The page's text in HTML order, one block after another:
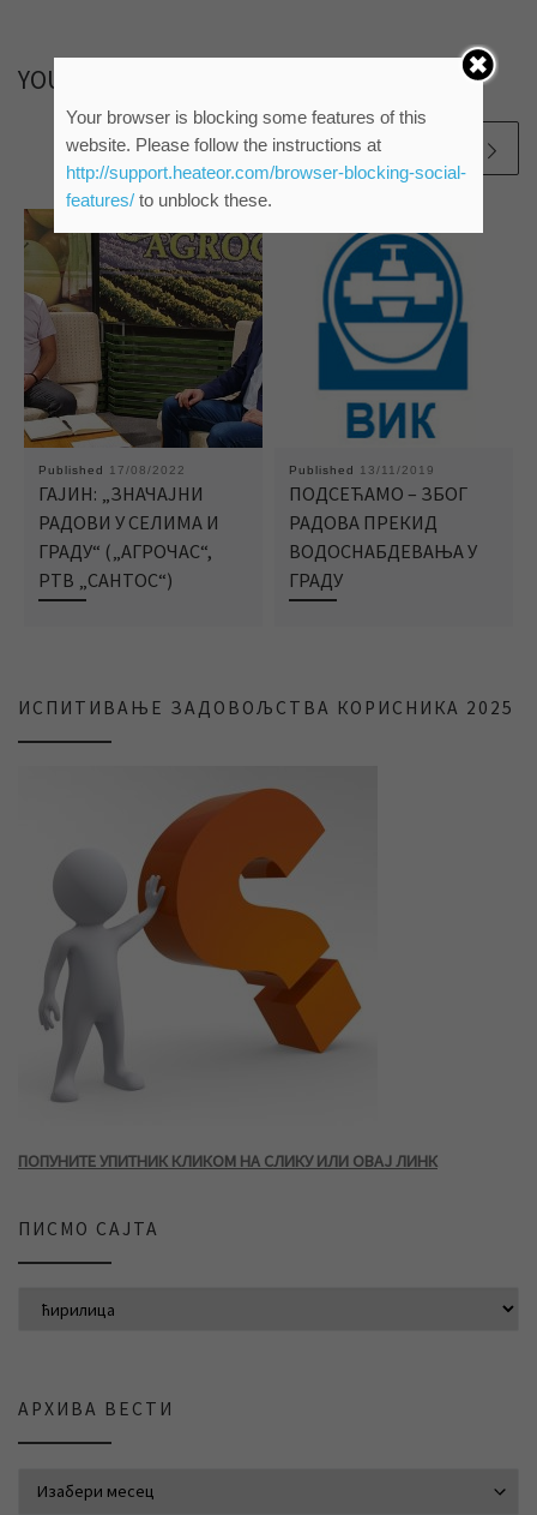
YOU MAY ALSO LIKE
Published 17/08/2022
ГАЈИН: „ЗНАЧАЈНИ
РАДОВИ У СЕЛИМА И
ГРАДУ“ („АГРОЧАС“,
РТВ „САНТОС“)
Published 13/11/2019
ПОДСЕЋАМО – ЗБОГ
РАДОВА ПРЕКИД
ВОДОСНАБДЕВАЊА У
ГРАДУ
ИСПИТИВАЊЕ ЗАДОВОЉСТВА КОРИСНИКА 2025
ПОПУНИТЕ УПИТНИК КЛИКОМ НА СЛИКУ ИЛИ ОВАЈ ЛИНК
ПИСМО САЈТА
АРХИВА ВЕСТИ
Your browser is blocking some features of this
website. Please follow the instructions at
http://support.heateor.com/browser-blocking-social-
features/to unblock these.